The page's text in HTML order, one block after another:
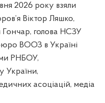
2026 року взяли
Віктор Ляшко,
Гончар, голова НСЗУ
ВООЗ в Україні
РНБОУ,
України,
асоціацій, медіа